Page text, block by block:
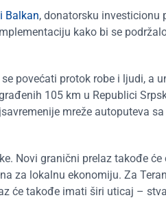
Balkan, donatorsku investicionu
kako bi se
povećati protok robe i ljudi, a
105 km u Republici
mreže autoputeva
Novi granični prelaz takođe
za lokalnu ekonomiju. Za
će takođe imati širi uticaj –